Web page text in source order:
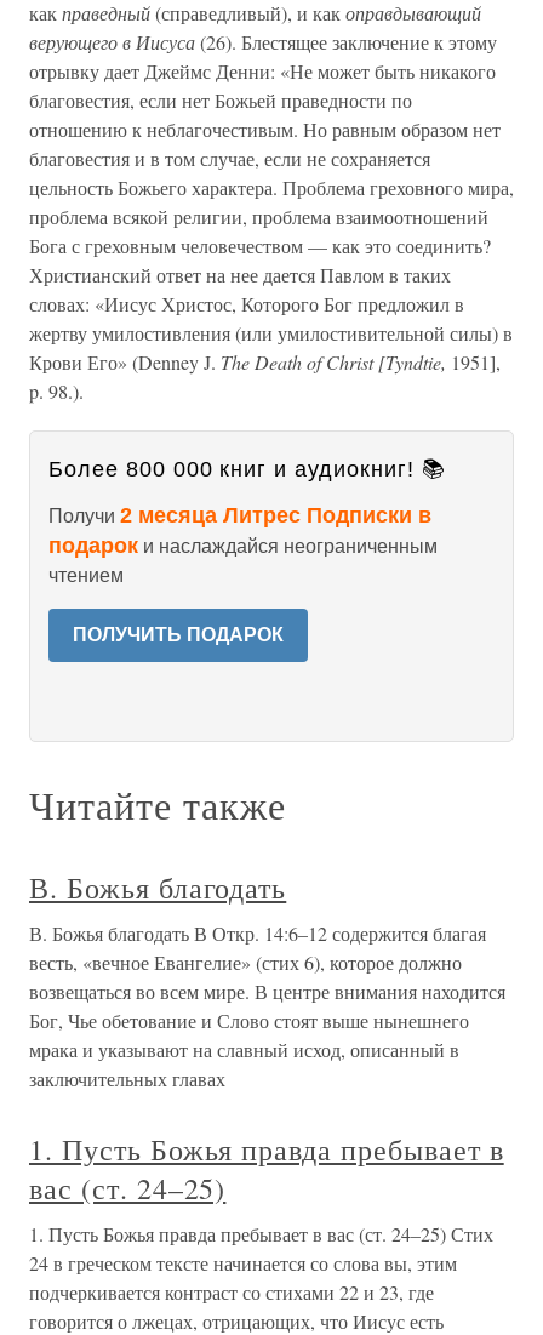
какправедный(справедливый), и какоправдывающий
верующего в Иисуса(26). Блестящее заключение к этому
отрывку дает Джеймс Денни: «Не может быть никакого
благовестия, если нет Божьей праведности по
отношению к неблагочестивым. Но равным образом нет
благовестия и в том случае, если не сохраняется
цельность Божьего характера. Проблема греховного мира,
проблема всякой религии, проблема взаимоотношений
Бога с греховным человечеством — как это соединить?
Христианский ответ на нее дается Павлом в таких
словах: «Иисус Христос, Которого Бог предложил в
жертву умилостивления (или умилостивительной силы) в
Крови Его» (Denney J. The Death of Christ [Tyndtie, 1951],
p. 98.).
Более 800 000 книг и аудиокниг! 📚
Получи 2 месяца Литрес Подписки в
подарок и наслаждайся неограниченным
чтением
ПОЛУЧИТЬ ПОДАРОК
Читайте также
В. Божья благодать
В. Божья благодать В Откр. 14:6–12 содержится благая
весть, «вечное Евангелие» (стих 6), которое должно
возвещаться во всем мире. В центре внимания находится
Бог, Чье обетование и Слово стоят выше нынешнего
мрака и указывают на славный исход, описанный в
заключительных главах
1. Пусть Божья правда пребывает в
вас (ст. 24–25)
1. Пусть Божья правда пребывает в вас (ст. 24–25) Стих
24 в греческом тексте начинается со слова вы, этим
подчеркивается контраст со стихами 22 и 23, где
говорится о лжецах, отрицающих, что Иисус есть